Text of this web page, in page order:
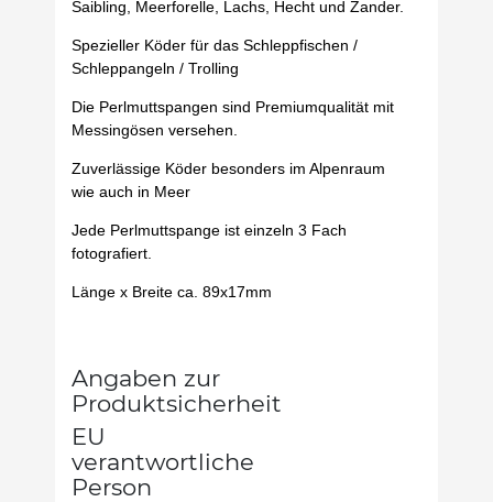
Saibling, Meerforelle, Lachs, Hecht und Zander.
Spezieller Köder für das Schleppfischen /
Schleppangeln / Trolling
Die Perlmuttspangen sind Premiumqualität mit
Messingösen versehen.
Zuverlässige Köder besonders im Alpenraum
wie auch in Meer
Jede Perlmuttspange ist einzeln 3 Fach
fotografiert.
Länge x Breite ca. 89x17mm
Angaben zur
Produktsicherheit
EU
verantwortliche
Person